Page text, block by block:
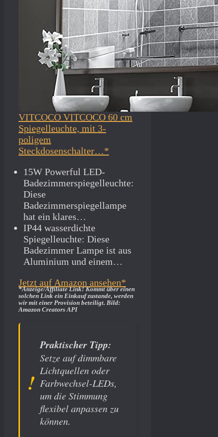
VITCOCO VITCOCO 60 cm
Spiegelleuchte, mit 3-
poligem
Steckdosenschalter…*
15W Powerful LED-
Badezimmerspiegelleuchte:
Diese
Badezimmerspiegellampe
hat ein klares…
IP44 wasserdichte
Spiegelleuchte: Diese
Badezimmer Lampe ist aus
Aluminium und einem…
Jetzt auf Amazon ansehen*
*Anzeige/Affiliate Link! Kommt über einen
solchen Link ein Einkauf zustande, werden
wir mit­ einer Provision beteiligt. Bild:
Amazon Creators API
Praktischer Tipp:
Setze auf dimmbare
Lichtquellen oder
Farbwechsel-LEDs,
um die Stimmung
flexibel anpassen zu
können.